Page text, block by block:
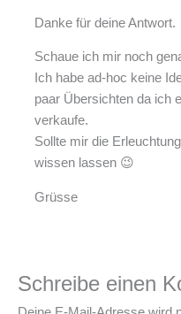
Danke für deine Antwort.
Schaue ich mir noch
Ich habe ad-hoc keine
paar Übersichten da ich
verkaufe.
Sollte mir die
wissen lassen 😉
Grüsse
Schreibe einen